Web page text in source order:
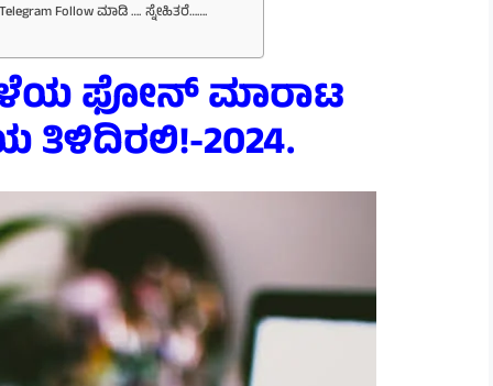
Follow ಮಾಡಿ …. ಸ್ನೇಹಿತರೆ…….
ಹಳೆಯ ಫೋನ್ ಮಾರಾಟ
2024.